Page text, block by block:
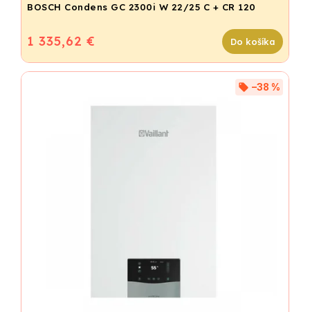
BOSCH Condens GC 2300i W 22/25 C + CR 120
1 335,62 € Do košíka
–38 %